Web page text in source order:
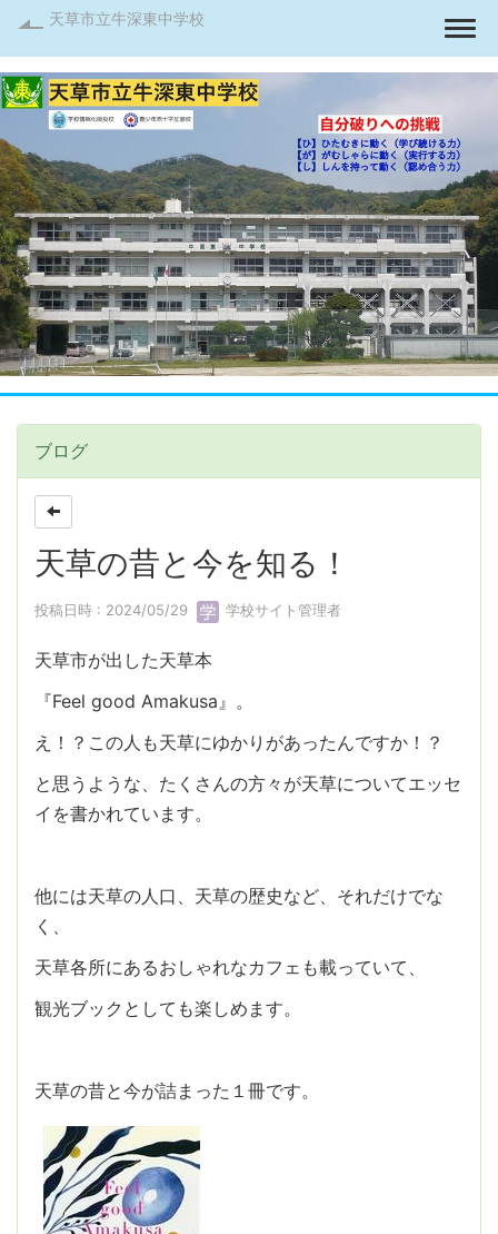
天草市立牛深東中学校
ブログ
天草の昔と今を知る！
投稿日時 : 2024/05/29 学校サイト管理者
天草市が出した天草本
『Feel good Amakusa』。
え！？この人も天草にゆかりがあったんですか！？
と思うような、たくさんの方々が天草についてエッセ
イを書かれています。
他には天草の人口、天草の歴史など、それだけでな
く、
天草各所にあるおしゃれなカフェも載っていて、
観光ブックとしても楽しめます。
天草の昔と今が詰まった１冊です。